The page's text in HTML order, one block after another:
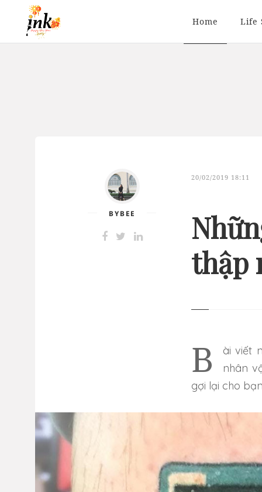
Home Life
BYBEE
20/02/2019 18:11
thập
Bài viết này sẽ gửi đến bạn những ý tưởng hình xăm về nhũng
nhân
gợi lại cho